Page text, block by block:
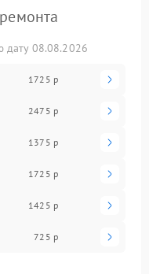
дату 08.08.2026
1725 р
2475 р
1375 р
1725 р
1425 р
725 р